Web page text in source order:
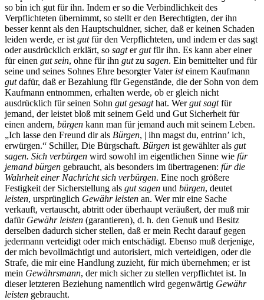
so bin ich gut für ihn. Indem er so die Verbindlichkeit des
Verpflichteten übernimmt, so stellt er den Berechtigten, der ihn
besser kennt als den Hauptschuldner, sicher, daß er keinen Schaden
leiden werde, er ist gutfür den Verpflichteten, und indem er das sagt
oder ausdrücklich erklärt, so sagtergutfür ihn. Es kann aber einer
für einen gut sein, ohne für ihn gutzu sagen. Ein bemittelter und für
seine und seines Sohnes Ehre besorgter Vater isteinem Kaufmann
gutdafür, daß er Bezahlung für Gegenstände, die der Sohn von dem
Kaufmann entnommen, erhalten werde, ob er gleich nicht
ausdrücklich für seinen Sohn gut gesagthat. Wergut sagtfür
jemand, der leistet bloß mit seinem Geld und Gut Sicherheit für
einen andern, bürgen kann man für jemand auch mit seinem Leben.
„Ich lasse den Freund dir als Bürgen, | ihn magst du, entrinn’ ich,
erwürgen.“ Schiller, Die Bürgschaft. Bürgen ist gewählter als gut
sagen. Sich verbürgen wird sowohl im eigentlichen Sinne wie für
jemand bürgen gebraucht, als besonders im übertragenen: für die
Wahrheit einer Nachricht sich verbürgen. Eine noch größere
Festigkeit der Sicherstellung als gut sagen und bürgen, deutet
leisten, ursprünglich Gewähr leisten an. Wer mir eine Sache
verkauft, vertauscht, abtritt oder überhaupt veräußert, der muß mir
dafür Gewähr leisten (garantieren), d. h. den Genuß und Besitz
derselben dadurch sicher stellen, daß er mein Recht darauf gegen
jedermann verteidigt oder mich entschädigt. Ebenso muß derjenige,
der mich bevollmächtigt und autorisiert, mich verteidigen, oder die
Strafe, die mir eine Handlung zuzieht, für mich übernehmen; er ist
mein Gewährsmann, der mich sicher zu stellen verpflichtet ist. In
dieser letzteren Beziehung namentlich wird gegenwärtig Gewähr
leisten gebraucht.